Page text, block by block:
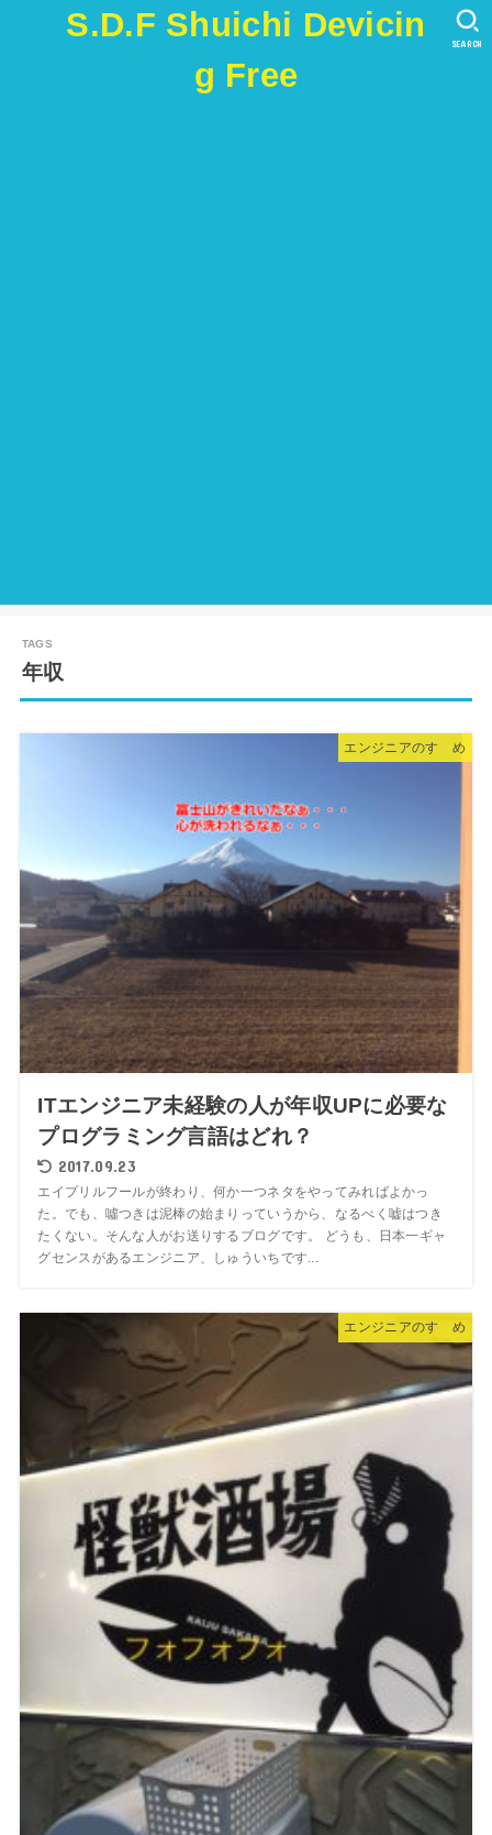
S.D.F Shuichi Devicin
g Free
SEARCH
年収
エンジニアのすゝめ
ITエンジニア未経験の人が年収UPに必要な
プログラミング言語はどれ？
2017.09.23
エイプリルフールが終わり、何か一つネタをやってみればよかっ
た。でも、噓つきは泥棒の始まりっていうから、なるべく嘘はつき
たくない。そんな人がお送りするブログです。 どうも、日本一ギャ
グセンスがあるエンジニア、しゅういちです...
エンジニアのすゝめ